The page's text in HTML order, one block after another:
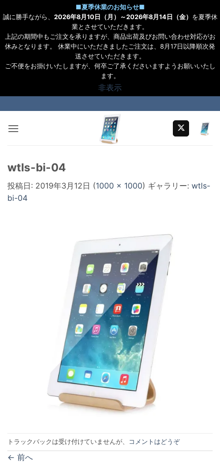
■夏季休業のお知らせ■
誠に勝手ながら、 2026年8月10日（月）～2026年8月14日（金） を夏季休
業とさせていただきます。
上記の期間中もご注文を承りますが、商品出荷及びお問い合わせ対応がお
休みとなります。 休業中にいただきましたご注文は、8月17日以降順次発
送させていただきます。
ご不便をお掛けいたしますが、何卒ご了承くださいますようお願いいたし
ます。
非表示
to
content
wtls-bi-04
投稿日: 2019年3月12日 (1000 × 1000) ギャラリー: wtls-
bi-04
トラックバックは受け付けていませんが、 コメントはどうぞ
← 前へ